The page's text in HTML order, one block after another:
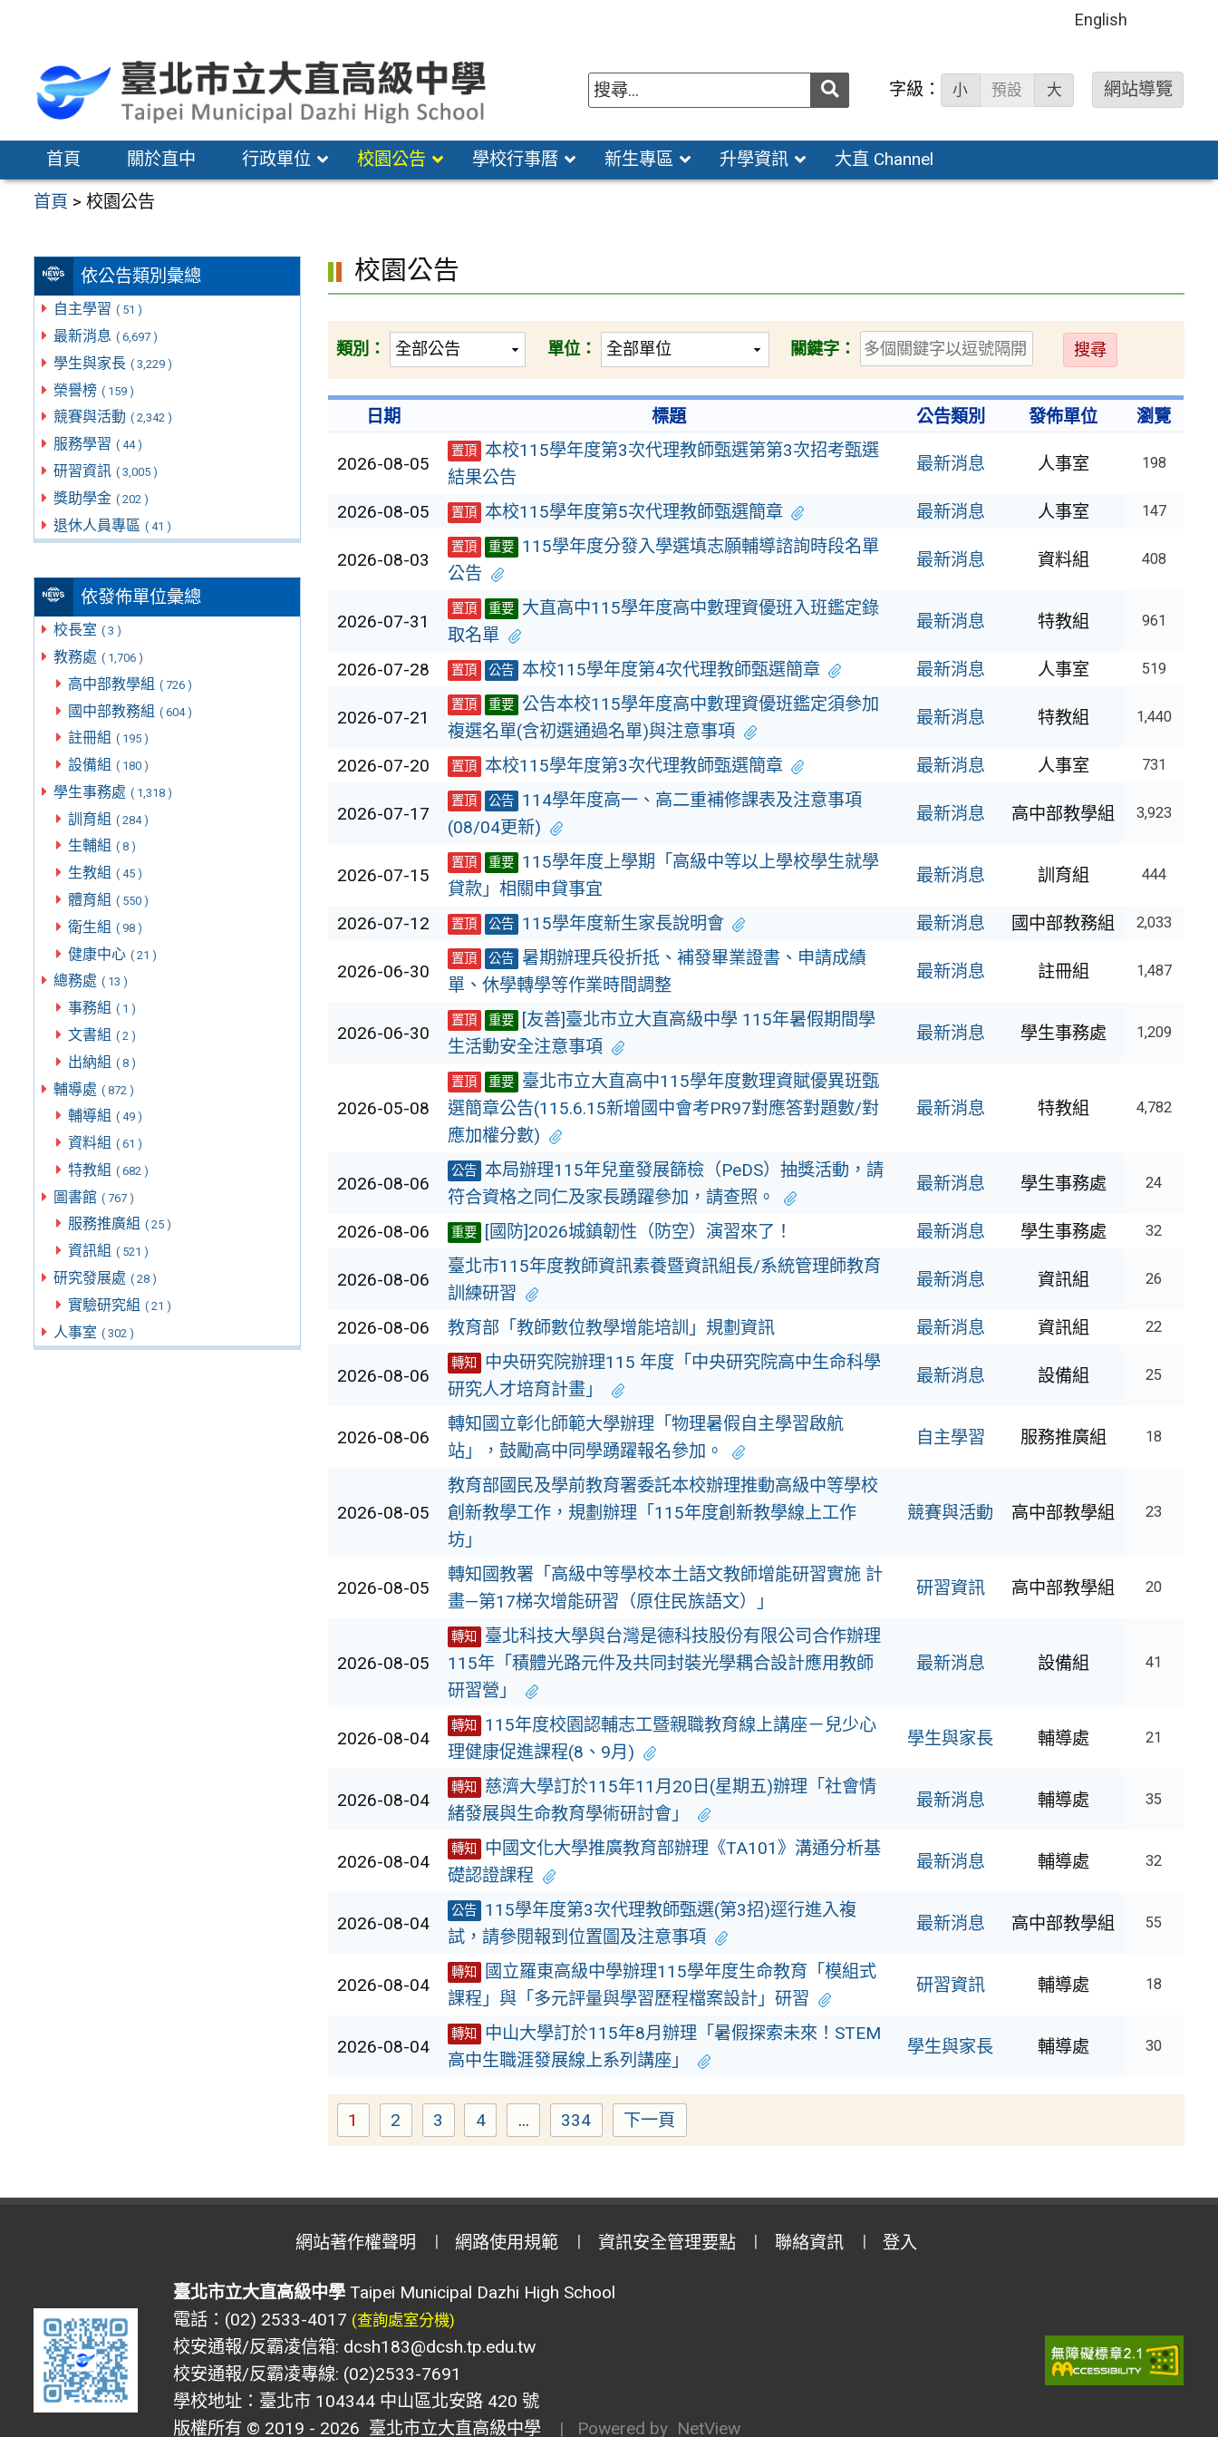
區
English
送出 字級： 小 預設 大 網站導覽
首頁 關於直中 行政單位 校園公告 學校行事曆 新生專區 升學資訊 大直 Channel
首頁 >校園公告
依公告類別彙總
自主學習 ( 51 )
最新消息 ( 6,697 )
學生與家長 ( 3,229 )
榮譽榜 ( 159 )
競賽與活動 ( 2,342 )
服務學習 ( 44 )
研習資訊 ( 3,005 )
獎助學金 ( 202 )
退休人員專區 ( 41 )
依發佈單位彙總
校長室 ( 3 )
教務處 ( 1,706 )
高中部教學組 ( 726 )
國中部教務組 ( 604 )
註冊組 ( 195 )
設備組 ( 180 )
學生事務處 ( 1,318 )
訓育組 ( 284 )
生輔組 ( 8 )
生教組 ( 45 )
體育組 ( 550 )
衛生組 ( 98 )
健康中心 ( 21 )
總務處 ( 13 )
事務組 ( 1 )
文書組 ( 2 )
出納組 ( 8 )
輔導處 ( 872 )
輔導組 ( 49 )
資料組 ( 61 )
特教組 ( 682 )
圖書館 ( 767 )
服務推廣組 ( 25 )
資訊組 ( 521 )
研究發展處 ( 28 )
實驗研究組 ( 21 )
人事室 ( 302 )
校園公告
類別： 單位： 關鍵字：
送
出
日期 標題 公告類別 發佈單位 瀏覽
2026-08-05
置頂 本校115學年度第3次代理教師甄選第第3次招考甄選
結果公告
最新消息 人事室 198
2026-08-05 置頂 本校115學年度第5次代理教師甄選簡章 最新消息 人事室 147
2026-08-03
置頂 重要 115學年度分發入學選填志願輔導諮詢時段名單
公告
最新消息 資料組 408
2026-07-31
置頂 重要 大直高中115學年度高中數理資優班入班鑑定錄
取名單
最新消息 特教組 961
2026-07-28 置頂 公告 本校115學年度第4次代理教師甄選簡章 最新消息 人事室 519
2026-07-21
置頂 重要 公告本校115學年度高中數理資優班鑑定須參加
複選名單(含初選通過名單)與注意事項
最新消息 特教組 1,440
2026-07-20 置頂 本校115學年度第3次代理教師甄選簡章 最新消息 人事室 731
2026-07-17
置頂 公告 114學年度高一、高二重補修課表及注意事項
(08/04更新)
最新消息 高中部教學組 3,923
2026-07-15
置頂 重要 115學年度上學期「高級中等以上學校學生就學
貸款」相關申貸事宜
最新消息 訓育組 444
2026-07-12 置頂 公告 115學年度新生家長說明會 最新消息 國中部教務組 2,033
2026-06-30
置頂 公告 暑期辦理兵役折抵、補發畢業證書、申請成績
單、休學轉學等作業時間調整
最新消息 註冊組 1,487
2026-06-30
置頂 重要
[友善]臺北市立大直高級中學 115年暑假期間學
生活動安全注意事項
最新消息 學生事務處 1,209
2026-05-08
置頂 重要 臺北市立大直高中115學年度數理資賦優異班甄
選簡章公告(115.6.15新增國中會考PR97對應答對題數/對
應加權分數)
最新消息 特教組 4,782
2026-08-06
公告 本局辦理115年兒童發展篩檢（PeDS）抽獎活動，請
符合資格之同仁及家長踴躍參加，請查照。
最新消息 學生事務處 24
2026-08-06 重要 [國防]2026城鎮韌性（防空）演習來了！ 最新消息 學生事務處 32
2026-08-06
臺北市115年度教師資訊素養暨資訊組長/系統管理師教育
訓練研習
最新消息 資訊組 26
2026-08-06 教育部「教師數位教學增能培訓」規劃資訊 最新消息 資訊組 22
2026-08-06
轉知
中央研究院辦理115 年度「中央研究院高中生命科學
研究人才培育計畫」
最新消息 設備組 25
2026-08-06
轉知國立彰化師範大學辦理「物理暑假自主學習啟航
站」，鼓勵高中同學踴躍報名參加。
自主學習 服務推廣組 18
2026-08-05
教育部國民及學前教育署委託本校辦理推動高級中等學校
創新教學工作，規劃辦理「115年度創新教學線上工作
坊」
競賽與活動 高中部教學組 23
2026-08-05
轉知國教署「高級中等學校本土語文教師增能研習實施 計
畫—第17梯次增能研習（原住民族語文）」
研習資訊 高中部教學組 20
2026-08-05
轉知
臺北科技大學與台灣是德科技股份有限公司合作辦理
115年「積體光路元件及共同封裝光學耦合設計應用教師
研習營」
最新消息 設備組 41
2026-08-04
轉知
115年度校園認輔志工暨親職教育線上講座－兒少心
理健康促進課程(8、9月)
學生與家長 輔導處 21
2026-08-04
轉知
慈濟大學訂於115年11月20日(星期五)辦理「社會情
緒發展與生命教育學術研討會」
最新消息 輔導處 35
2026-08-04
轉知
中國文化大學推廣教育部辦理《TA101》溝通分析基
礎認證課程
最新消息 輔導處 32
2026-08-04
公告 115學年度第3次代理教師甄選(第3招)逕行進入複
試，請參閱報到位置圖及注意事項
最新消息 高中部教學組 55
2026-08-04
轉知
國立羅東高級中學辦理115學年度生命教育「模組式
課程」與「多元評量與學習歷程檔案設計」研習
研習資訊 輔導處 18
2026-08-04
轉知
中山大學訂於115年8月辦理「暑假探索未來！STEM
高中生職涯發展線上系列講座」
學生與家長 輔導處 30
Page
1 Page
2 Page
3 Page
4 ... Page
334 下一頁
網站著作權聲明 網路使用規範 資訊安全管理要點 聯絡資訊 登入
臺北市立大直高級中學Taipei Municipal Dazhi High School
電話：(02) 2533-4017 (查詢處室分機)
校安通報/反霸凌信箱: dcsh183@dcsh.tp.edu.tw
校安通報/反霸凌專線: (02)2533-7691
學校地址：臺北市 104344 中山區北安路 420 號
版權所有 © 2019 - 2026 臺北市立大直高級中學 | Powered by NetView